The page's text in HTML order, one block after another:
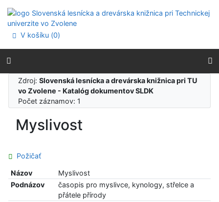
Prejsť na menu
Prehlásenie o webovej prístupnosti
V košíku (0)
Zdroj:Slovenská lesnícka a drevárska knižnica pri TU
vo Zvolene - Katalóg dokumentov SLDK
Počet záznamov: 1
Myslivost
Požičať
Názov
Myslivost
Podnázov
časopis pro myslivce, kynology, střelce a
přátele přírody